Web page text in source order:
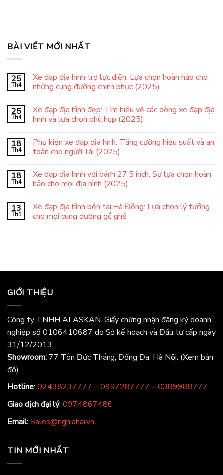
BÀI VIẾT MỚI NHẤT
25
Th4
Xe đạp địa hình trợ lực điện: Lựa chọn hoàn hảo cho
những cung đường chinh phục (2025)
25
Th4
Xe đạp địa hình đẹp: Tìm hiểu về các dòng xe đạp địa
hình và lựa chọn phù hợp (2025)
18
Th4
Phụ kiện xe đạp địa hình: Tăng cường hiệu suất và an
toàn cho người lái (2025)
18
Th4
Xe đạp địa hình với bánh 27.5 inch: Sự lựa chọn hoàn
hảo cho mọi địa hình (2025)
13
Th1
Xe đạp địa hình bền tại Hà Đông: Lựa chọn lý tưởng
cho mọi cung đường gồ ghề
GIỚI THIỆU
Công ty TNHH ALASKAN. Giấy chứng nhận đăng ký doanh
nghiệp số 0106410687 do Sở kế hoạch và Đầu tư cấp ngày
31/12/2013.
Showroom: 77 Tôn Đức Thắng, Đống Đa, Hà Nội. (Xem bản
đồ)
Hotline: 02438237777 –0967287777 –0389988777
Giao dịch đại lý: 0974867486
Email:Sales@nghiahai.vn
TIN MỚI NHẤT